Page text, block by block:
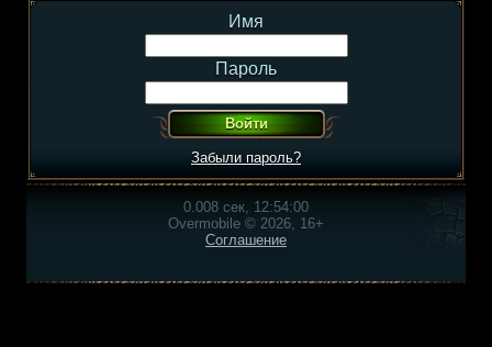
Имя
Пароль
Забыли пароль?
0.008 сек, 12:54:00
Overmobile © 2026, 16+
Соглашение